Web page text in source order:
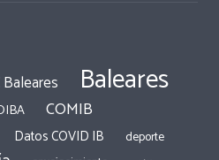
Baleares Baleares
COMIB
Datos COVID IB
deporte